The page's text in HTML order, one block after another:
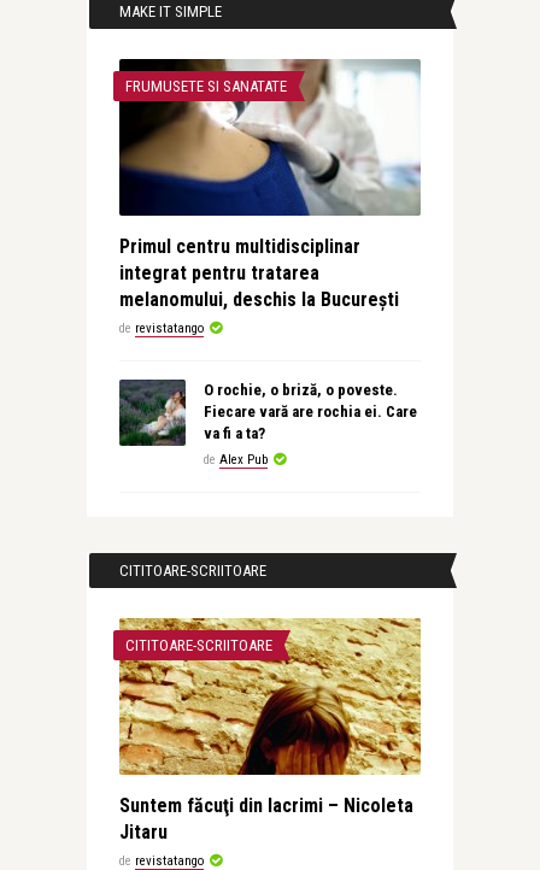
MAKE IT SIMPLE
FRUMUSETE SI SANATATE
Primul centru multidisciplinar
integrat pentru tratarea
melanomului, deschis la București
de revistatango
O rochie, o briză, o poveste.
Fiecare vară are rochia ei. Care
va fi a ta?
de Alex Pub
CITITOARE-SCRIITOARE
CITITOARE-SCRIITOARE
Suntem făcuţi din lacrimi – Nicoleta
Jitaru
de revistatango